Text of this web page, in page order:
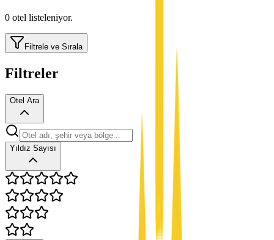
0 otel listeleniyor.
Filtrele ve Sırala
Filtreler
Otel Ara
Yıldız Sayısı